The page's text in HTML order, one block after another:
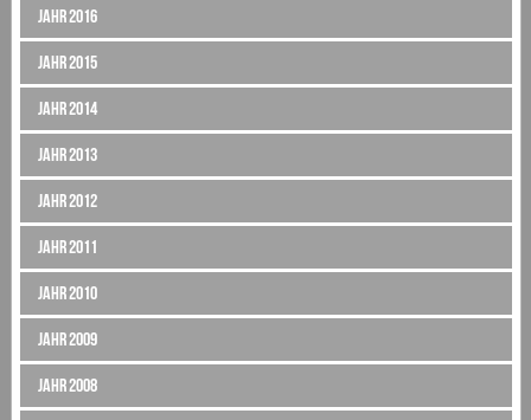
Jahr 2016
Jahr 2015
Jahr 2014
Jahr 2013
Jahr 2012
Jahr 2011
Jahr 2010
Jahr 2009
Jahr 2008